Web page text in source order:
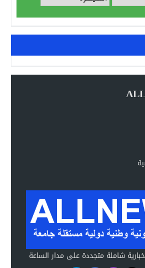
شاملة متجددة على مدار الساعة